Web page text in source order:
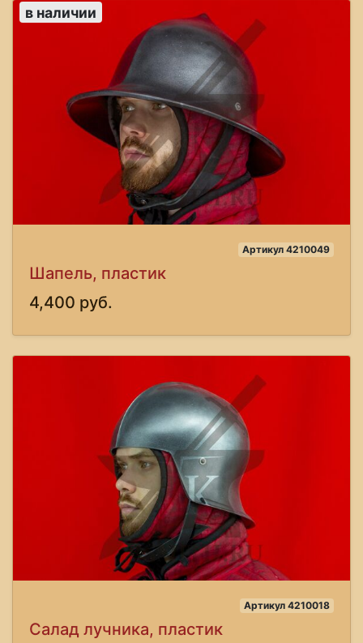
в наличии
Артикул 4210049
Шапель, пластик
4,400 руб.
Артикул 4210018
Салад лучника, пластик